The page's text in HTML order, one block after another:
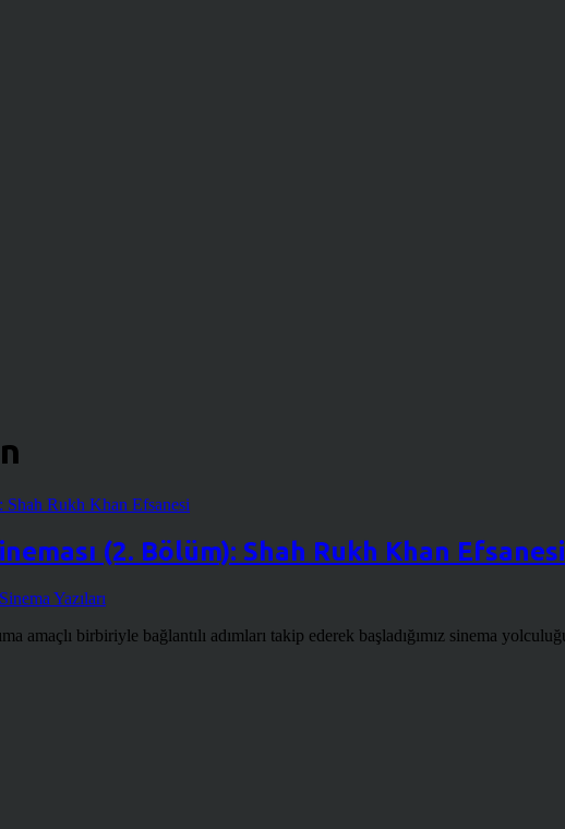
(2. Bölüm): Shah Rukh Khan Efsanesi
Sinema Yazıları
amaçlı birbiriyle bağlantılı adımları takip ederek başladığımız sinema